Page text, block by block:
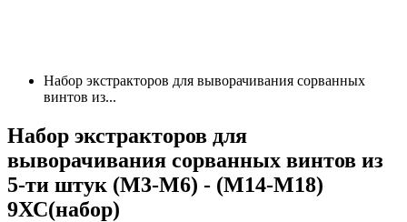
Набор экстракторов для выворачивания сорванных
винтов из...
Набор экстракторов для
выворачивания сорванных винтов из
5-ти штук (М3-М6) - (М14-М18)
9ХС(набор)